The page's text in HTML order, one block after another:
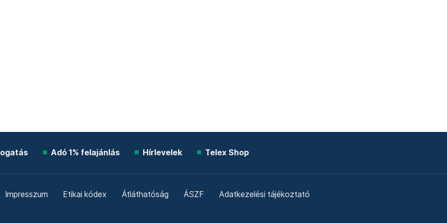
Adó 1% felajánlás Hírlevelek Telex Shop
Impresszum Etikai kódex Átláthatóság ÁSZF Adatkezelési tájékoztató